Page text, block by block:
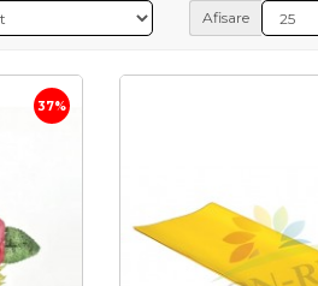
Afisare
37%